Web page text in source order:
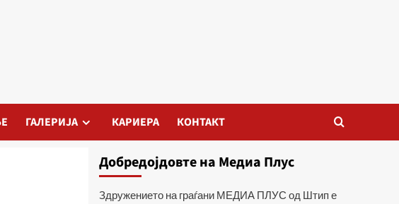
ГАЛЕРИЈА КАРИЕРА КОНТАКТ
Добредојдовте на Медиа Плус
Здружението на граѓани МЕДИА ПЛУС од Штип е